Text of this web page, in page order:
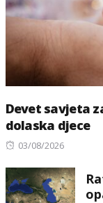
Devet savjeta
dolaska djece
Posted
03/08/2026